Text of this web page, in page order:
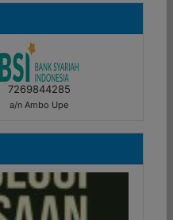
7269844285
a/n Ambo Upe
Best Seller